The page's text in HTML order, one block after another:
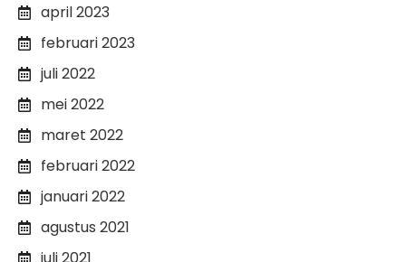
april 2023
februari 2023
juli 2022
mei 2022
maret 2022
februari 2022
januari 2022
agustus 2021